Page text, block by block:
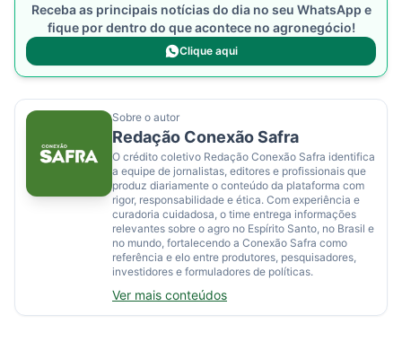
Receba as principais notícias do dia no seu WhatsApp e
fique por dentro do que acontece no agronegócio!
Clique aqui
Sobre o autor
Redação Conexão Safra
O crédito coletivo Redação Conexão Safra identifica
a equipe de jornalistas, editores e profissionais que
produz diariamente o conteúdo da plataforma com
rigor, responsabilidade e ética. Com experiência e
curadoria cuidadosa, o time entrega informações
relevantes sobre o agro no Espírito Santo, no Brasil e
no mundo, fortalecendo a Conexão Safra como
referência e elo entre produtores, pesquisadores,
investidores e formuladores de políticas.
Ver mais conteúdos